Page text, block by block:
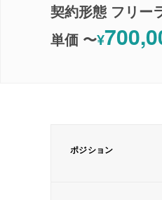
契約形態 フリー
単価 〜¥
ポジション